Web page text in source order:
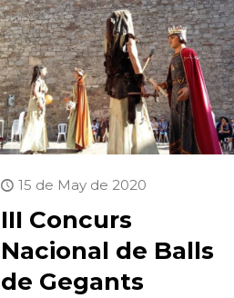
15 de May de 2020
III Concurs
Nacional de Balls
de Gegants